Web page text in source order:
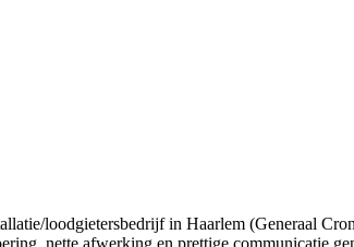
loodgietersbedrijf in Haarlem (Generaal
nette afwerking en prettige communicatie